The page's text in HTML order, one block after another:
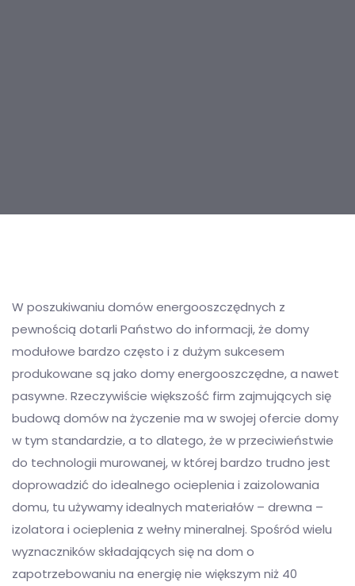
W poszukiwaniu domów energooszczędnych z
pewnością dotarli Państwo do informacji, że domy
modułowe bardzo często i z dużym sukcesem
produkowane są jako domy energooszczędne, a nawet
pasywne. Rzeczywiście większość firm zajmujących się
budową domów na życzenie ma w swojej ofercie domy
w tym standardzie, a to dlatego, że w przeciwieństwie
do technologii murowanej, w której bardzo trudno jest
doprowadzić do idealnego ocieplenia i zaizolowania
domu, tu używamy idealnych materiałów – drewna –
izolatora i ocieplenia z wełny mineralnej. Spośród wielu
wyznaczników składających się na dom o
zapotrzebowaniu na energię nie większym niż 40
navigation